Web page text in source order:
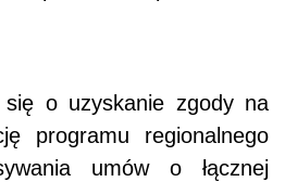
się o uzyskanie zgody na
programu regionalnego
umów o łącznej